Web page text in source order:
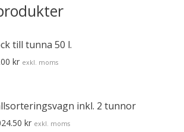
till tunna 50 l.
kr exkl. moms
inkl. 2 tunnor
kr exkl. moms